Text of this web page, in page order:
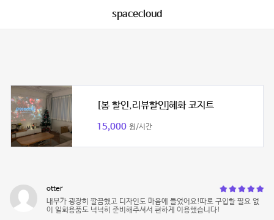
spacecloud
[봄 할인,리뷰할인]혜화 코지트
15,000 원/시간
otter
내부가 굉장히 깔끔했고 디자인도 마음에 들었어요!따로 구입할 필요 없
이 일회용품도 넉넉히 준비해주셔서 편하게 이용했습니다!